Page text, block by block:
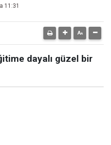
11:31
dayalı güzel bir